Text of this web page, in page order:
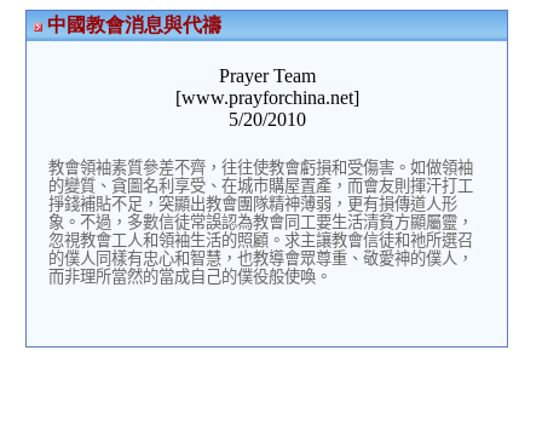
中國教會消息與代禱
Prayer Team
[www.prayforchina.net]
5/20/2010
教會領袖素質參差不齊，往往使教會虧損和受傷害。如做領袖
的變質、貪圖名利享受、在城市購屋置產，而會友則揮汗打工
掙錢補貼不足，突顯出教會團隊精神薄弱，更有損傳道人形
象。不過，多數信徒常誤認為教會同工要生活清貧方顯屬靈，
忽視教會工人和領袖生活的照顧。求主讓教會信徒和祂所選召
的僕人同樣有忠心和智慧，也教導會眾尊重、敬愛神的僕人，
而非理所當然的當成自己的僕役般使喚。